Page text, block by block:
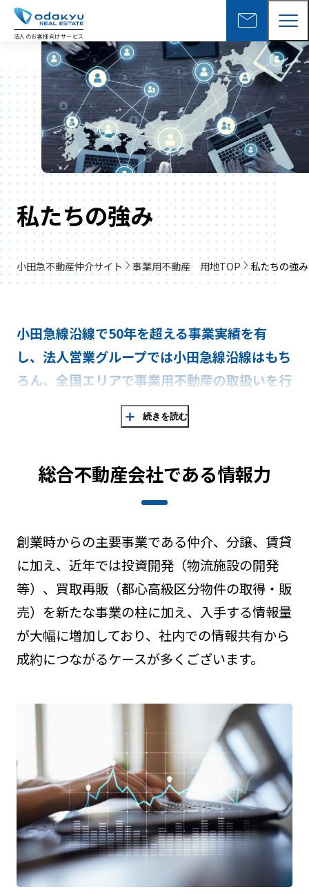
法人のお客様向けサービス mail
私たちの強み
小田急不動産仲介サイト 事業用不動産 用地TOP 私たちの強み
小田急線沿線で50年を超える事業実績を有
し、法人営業グループでは小田急線沿線はもち
ろん、 全国エリアで事業用不動産の取扱いを行
小田急グループの組織力を活かし、不動産の売
に、マーケット動向や各種情報を的確に捉えた
最適なプランをご提案致します。
続きを読む
総合不動産会社である情報力
創業時からの主要事業である仲介、分譲、賃貸
に加え、 近年では投資開発（物流施設の開発
等）、買取再販（都心高級区分物件の取得・販
売）を新たな事業の柱に加え、入手する情報量
が大幅に増加しており、 社内での情報共有から
成約につながるケースが多くございます。